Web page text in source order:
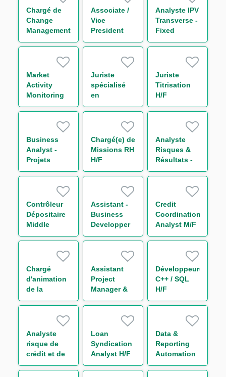
Chargé de
Change
Management
&
Communication
Associate /
Vice
President
Sales Global
Division (FI
Sales Flow
Generalist)
m/w/d
Analyste IPV
Transverse -
Fixed
Income H/F
Market
Activity
Monitoring
Analyst M/F
Juriste
spécialisé
en
sanctions
Juriste
Titrisation
H/F
Business
Analyst -
Projets
Liquidité
Chargé(e) de
Missions RH
H/F
Analyste
Risques &
Résultats -
Equity
Contrôleur
Dépositaire
Middle
Office
Assistant -
Business
Developper
H/F
Credit
Coordination
Analyst M/F
Chargé
d'animation
de la
communauté
Market IT
H/F
Assistant
Project
Manager &
Organisation
Développeur(euse)
C++ / SQL
H/F
Analyste
risque de
crédit et de
portefeuille -
Loan
Syndication
Analyst H/F
Data &
Reporting
Automation
Analyst M/F